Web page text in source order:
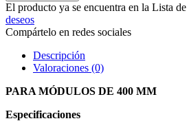
El producto ya se encuentra en la Lista de
deseos
Compártelo en redes sociales
Descripción
Valoraciones (0)
PARA MÓDULOS DE 400 MM
Especificaciones